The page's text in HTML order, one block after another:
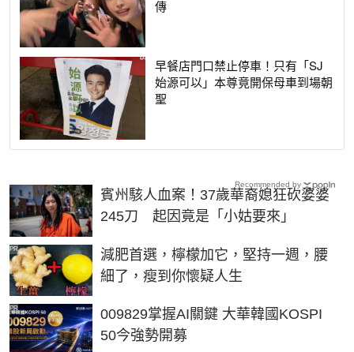
傳
早餐店門口禁止停車！只有「SJ
始源可以」本尊竟開保母車到場朝
聖
賓州駭人血案！37歲華裔媳狂砍婆婆
245刀 起因竟是「小姑要來」
減肥首選，檸檬加它，堅持一週，腰
細了，瘦到你懷疑人生
PR
009829掌握AI關鍵 大華韓國KOSPI
50今強勢開募
PR
Recommended by